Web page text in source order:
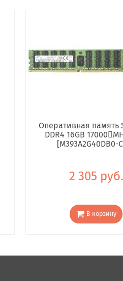
Оперативная память
DDR4 16GB
[M393A2G40DB0-
2 305 руб.
В корзину